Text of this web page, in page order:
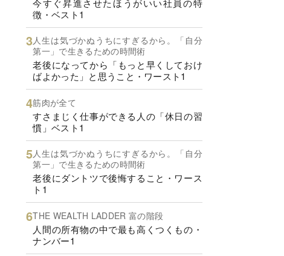
今すぐ昇進させたほうがいい社員の特
徴・ベスト1
人生は気づかぬうちにすぎるから。「自分
第一」で生きるための時間術
老後になってから「もっと早くしておけ
ばよかった」と思うこと・ワースト1
筋肉が全て
すさまじく仕事ができる人の「休日の習
慣」ベスト1
人生は気づかぬうちにすぎるから。「自分
第一」で生きるための時間術
老後にダントツで後悔すること・ワース
ト1
THE WEALTH LADDER 富の階段
人間の所有物の中で最も高くつくもの・
ナンバー1